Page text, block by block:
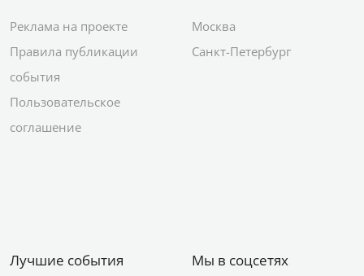
Реклама на проекте
Правила публикации
события
Пользовательское
соглашение
Москва
Санкт-Петербург
Лучшие события Мы в соцсетях